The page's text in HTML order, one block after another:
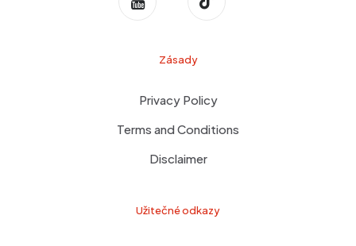
Zásady
Privacy Policy
Terms and Conditions
Disclaimer
Užitečné odkazy